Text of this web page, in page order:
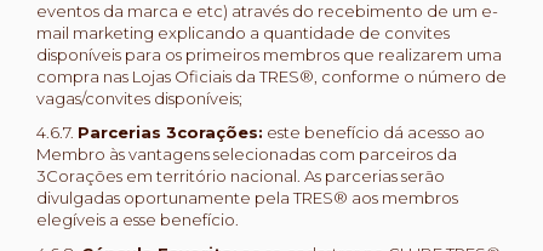
eventos da marca e etc) através do recebimento de um e-
mail marketing explicando a quantidade de convites
disponíveis para os primeiros membros que realizarem uma
compra nas Lojas Oficiais da TRES®, conforme o número de
vagas/convites disponíveis;
4.6.7. Parcerias 3corações: este benefício dá acesso ao
Membro às vantagens selecionadas com parceiros da
3Corações em território nacional. As parcerias serão
divulgadas oportunamente pela TRES® aos membros
elegíveis a esse benefício.